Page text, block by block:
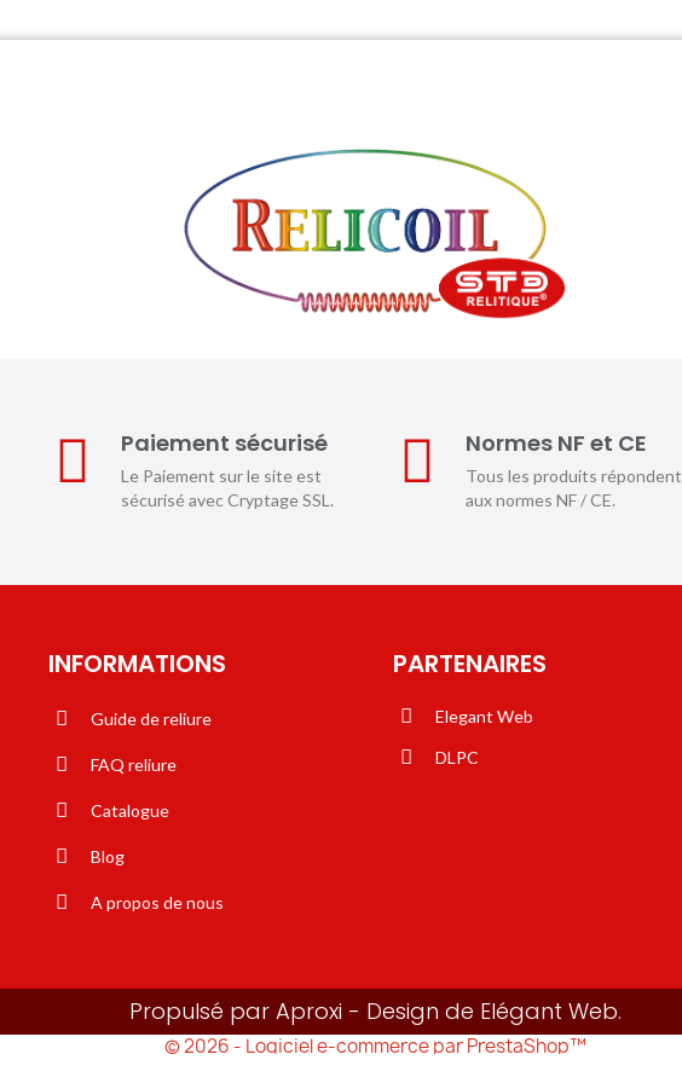
Paiement sécurisé
Le Paiement sur le site est
sécurisé avec Cryptage SSL.
Normes NF et CE
Tous les produits répondent
aux normes NF / CE.
INFORMATIONS
Guide de reliure
FAQ reliure
Catalogue
Blog
A propos de nous
PARTENAIRES
Elegant Web
DLPC
Propulsé par Aproxi - Design de Elégant Web.
© 2026 - Logiciel e-commerce par PrestaShop™